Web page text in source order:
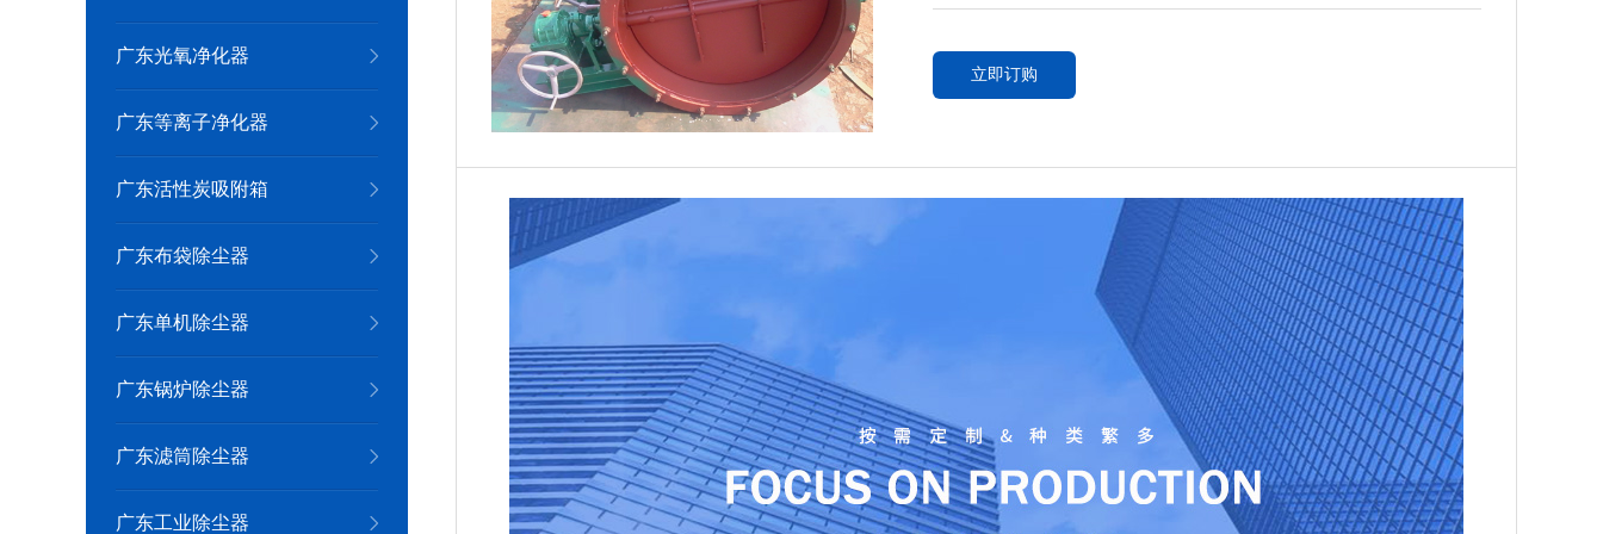
广东光氧净化器
广东等离子净化器
广东活性炭吸附箱
广东布袋除尘器
广东单机除尘器
广东锅炉除尘器
广东滤筒除尘器
广东工业除尘器
立即订购